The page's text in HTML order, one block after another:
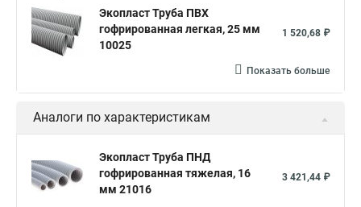
Экопласт Труба ПВХ
гофрированная легкая, 25 мм
10025
1 520,68 ₽
Показать больше
Аналоги по характеристикам
Экопласт Труба ПНД
гофрированная тяжелая, 16
мм 21016
3 421,44 ₽